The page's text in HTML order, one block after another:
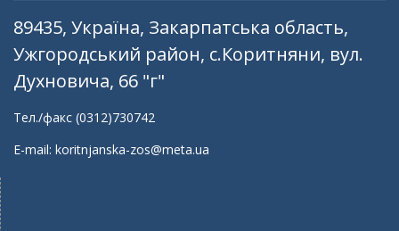
89435, Україна, Закарпатська область,
Ужгородський район, с.Коритняни, вул.
Духновича, 66 "г"
Тел./факс (0312)730742
E-mail: koritnjanska-zos@meta.ua